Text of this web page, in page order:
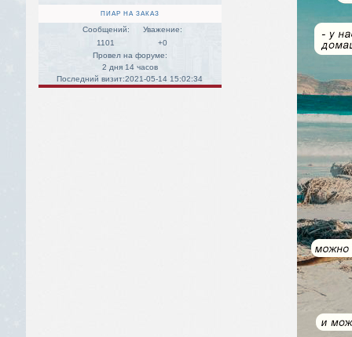
ПИАР НА ЗАКАЗ
Сообщений:
1101
Уважение:
+0
Провел на форуме:
2 дня 14 часов
Последний визит:2021-05-14 15:02:34